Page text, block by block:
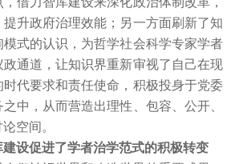
升政府治理效能；另一方面刷新了知
式的认识，为哲学社会科学专家学者
通道，让知识界重新审视了自己在现
代要求和责任使命，积极投身于党委
中，从而营造出理性、包容、公开、
空间。
建设促进了学者治学范式的积极转变